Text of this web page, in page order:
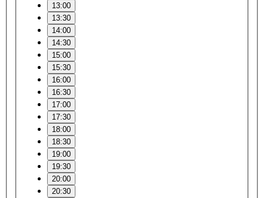
13:00
13:30
14:00
14:30
15:00
15:30
16:00
16:30
17:00
17:30
18:00
18:30
19:00
19:30
20:00
20:30